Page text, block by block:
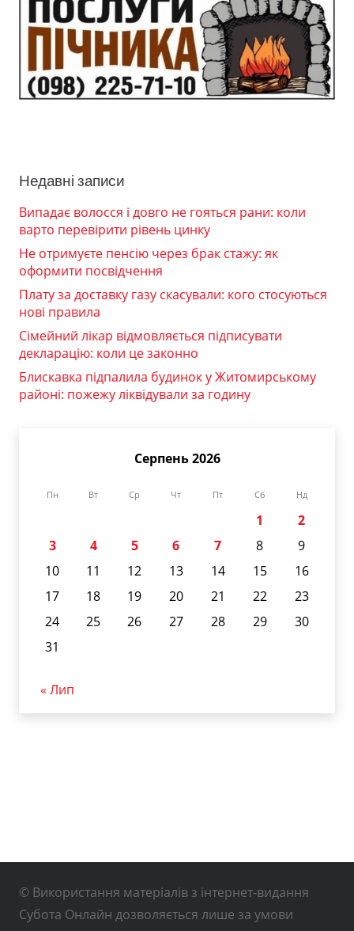
Недавні записи
Випадає волосся і довго не гояться рани: коли
варто перевірити рівень цинку
Не отримуєте пенсію через брак стажу: як
оформити посвідчення
Плату за доставку газу скасували: кого стосуються
нові правила
Сімейний лікар відмовляється підписувати
декларацію: коли це законно
Блискавка підпалила будинок у Житомирському
районі: пожежу ліквідували за годину
Серпень 2026
Пн Вт Ср Чт Пт Сб Нд
1
2
3
4 5 6 7 8
9
10
11 12 13 14 15
16
17
18 19 20 21 22
23
24
25 26 27 28 29
30
31
« Лип
© Використання матеріалів з інтернет-видання
Субота Онлайн дозволяється лише за умови